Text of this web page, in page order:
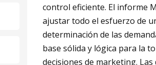
control eficiente. El informe
ajustar todo el esfuerzo de
determinación de las
base sólida y lógica para la
decisiones de marketing.